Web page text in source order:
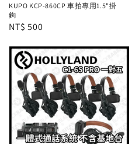
KUPO KCP-860CP 車拍專用1.5"掛
鉤
Regular
NT$ 500